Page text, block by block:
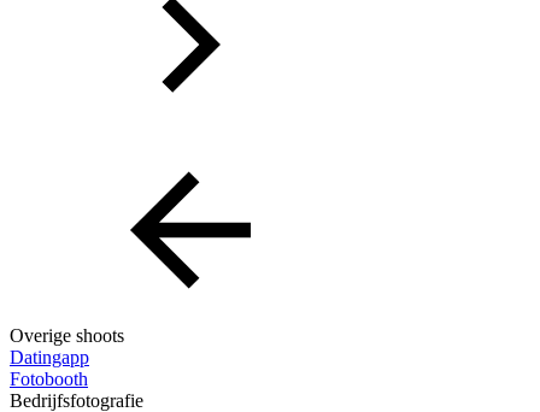
Overige shoots
Datingapp
Fotobooth
Bedrijfsfotografie